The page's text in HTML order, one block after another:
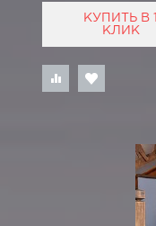
КУПИТЬ В 1
КЛИК